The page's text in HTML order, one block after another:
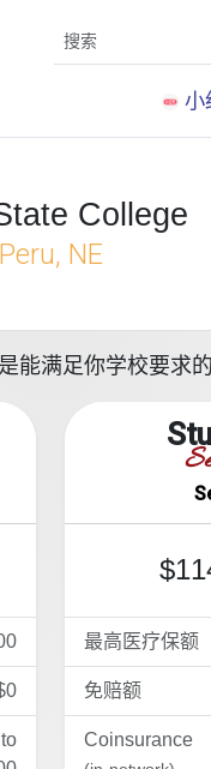
小
College
Peru, NE
能满足你学校要求的
最高医疗保额
免赔额
Coinsurance